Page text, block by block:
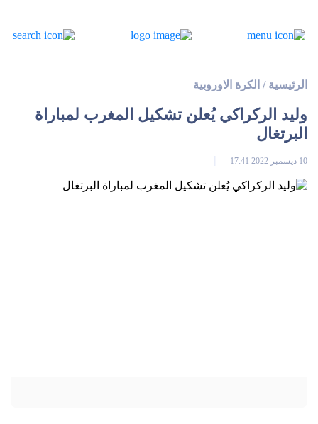
الرئيسية / الكرة الاوروبية
وليد الركراكي يُعلن تشكيل المغرب لمباراة
البرتغال
10 ديسمبر 2022 17:41